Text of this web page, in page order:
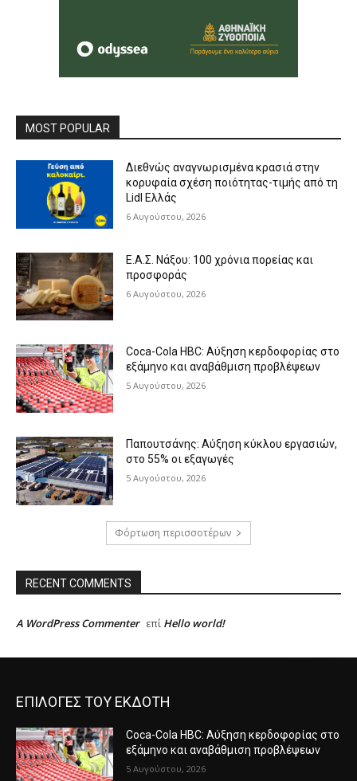
MOST POPULAR
Διεθνώς αναγνωρισμένα κρασιά στην
κορυφαία σχέση ποιότητας-τιμής από τη
Lidl Ελλάς
6 Αυγούστου, 2026
Ε.Α.Σ. Νάξου: 100 χρόνια πορείας και
προσφοράς
6 Αυγούστου, 2026
Coca-Cola HBC: Αύξηση κερδοφορίας στο
εξάμηνο και αναβάθμιση προβλέψεων
5 Αυγούστου, 2026
Παπουτσάνης: Αύξηση κύκλου εργασιών,
στο 55% οι εξαγωγές
5 Αυγούστου, 2026
Φόρτωση περισσοτέρων
RECENT COMMENTS
A WordPress Commenter επί Hello world!
ΕΠΙΛΟΓΕΣ ΤΟΥ ΕΚΔΟΤΗ
Coca-Cola HBC: Αύξηση κερδοφορίας στο
εξάμηνο και αναβάθμιση προβλέψεων
5 Αυγούστου, 2026